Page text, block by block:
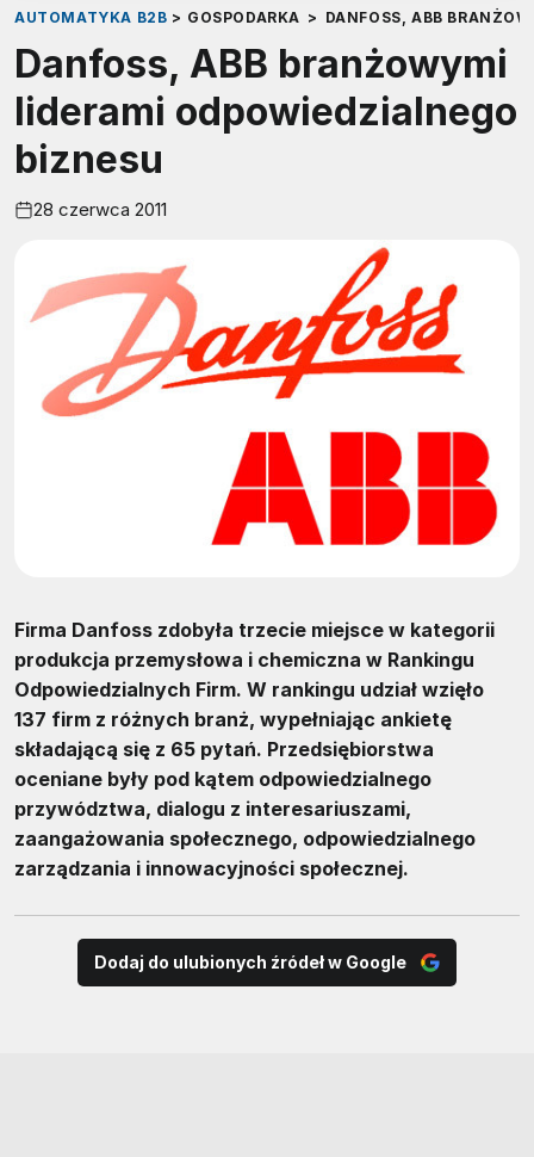
AUTOMATYKA B2B > GOSPODARKA > DANFOSS, ABB
Danfoss, ABB branżowymi
liderami odpowiedzialnego
biznesu
28 czerwca 2011
Firma Danfoss zdobyła trzecie miejsce w kategorii
produkcja przemysłowa i chemiczna w Rankingu
Odpowiedzialnych Firm. W rankingu udział wzięło
137 firm z różnych branż, wypełniając ankietę
składającą się z 65 pytań. Przedsiębiorstwa
oceniane były pod kątem odpowiedzialnego
przywództwa, dialogu z interesariuszami,
zaangażowania społecznego, odpowiedzialnego
zarządzania i innowacyjności społecznej.
Dodaj do ulubionych źródeł w Google